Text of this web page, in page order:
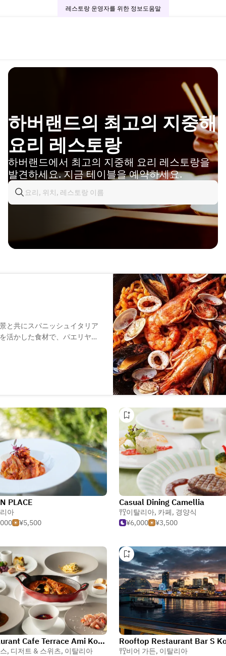
레스토랑 운영자를 위한 정보도움말
하버랜드의 최고의 지중해
요리 레스토랑
하버랜드에서 최고의 지중해 요리 레스토랑을
발견하세요. 지금 테이블을 예약하세요.
と共にスパニッシュイタリア
活かした食材で、パエリヤや
PLACE
아
¥5,500
Casual Dining Camellia
이탈리아, 카페, 경양식
¥6,000
¥3,500
Restaurant Cafe Terrace Ami Kobe
, 디저트 & 스위츠, 이탈리아
Rooftop Restaurant Bar S
비어 가든, 이탈리아